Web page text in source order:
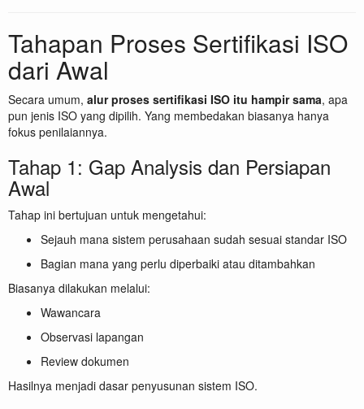
Tahapan Proses Sertifikasi ISO
dari Awal
Secara umum, alur proses sertifikasi ISO itu hampir sama, apa
pun jenis ISO yang dipilih. Yang membedakan biasanya hanya
fokus penilaiannya.
Tahap 1: Gap Analysis dan Persiapan
Awal
Tahap ini bertujuan untuk mengetahui:
Sejauh mana sistem perusahaan sudah sesuai standar ISO
Bagian mana yang perlu diperbaiki atau ditambahkan
Biasanya dilakukan melalui:
Wawancara
Observasi lapangan
Review dokumen
Hasilnya menjadi dasar penyusunan sistem ISO.